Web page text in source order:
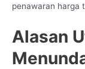
penawaran harga
Alasan